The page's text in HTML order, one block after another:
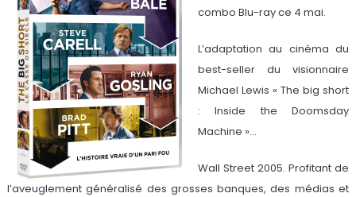
combo Blu-ray ce 4 mai.
L’adaptation au cinéma du
best-seller du visionnaire
Michael Lewis « The big short
: Inside the Doomsday
Machine »…
Wall Street 2005. Profitant de
l’aveuglement généralisé des grosses banques, des médias et